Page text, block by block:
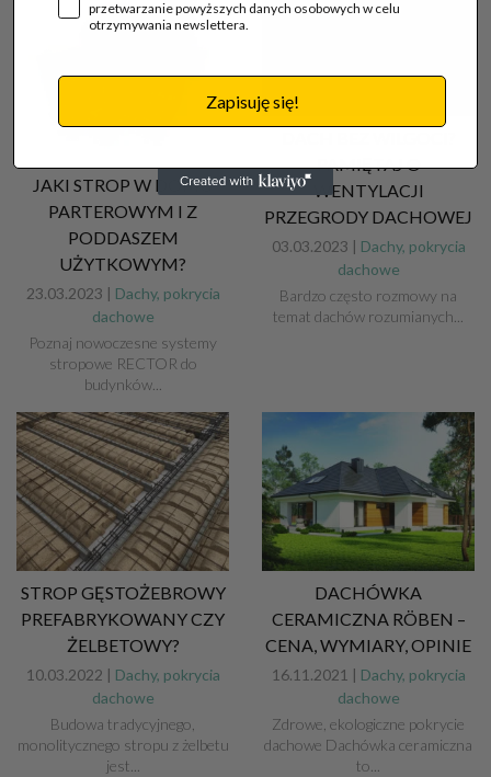
JAKI STROP W DOMU
PARTEROWYM I Z
PODDASZEM
UŻYTKOWYM?
23.03.2023 | Dachy, pokrycia
dachowe
Poznaj nowoczesne systemy
stropowe RECTOR do
budynków...
PAMIĘTAJ O
WENTYLACJI
PRZEGRODY DACHOWEJ
03.03.2023 | Dachy, pokrycia
dachowe
Bardzo często rozmowy na
temat dachów rozumianych...
STROP GĘSTOŻEBROWY
PREFABRYKOWANY CZY
ŻELBETOWY?
10.03.2022 | Dachy, pokrycia
dachowe
Budowa tradycyjnego,
monolitycznego stropu z żelbetu
jest...
DACHÓWKA
CERAMICZNA RÖBEN –
CENA, WYMIARY, OPINIE
16.11.2021 | Dachy, pokrycia
dachowe
Zdrowe, ekologiczne pokrycie
dachowe Dachówka ceramiczna
to...
przetwarzanie powyższych danych osobowych w celu
otrzymywania newslettera.
Zapisuję się!